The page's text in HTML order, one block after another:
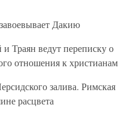
Дакию
Траян ведут переписку о
отношения к христианам
залива. Римская
расцвета